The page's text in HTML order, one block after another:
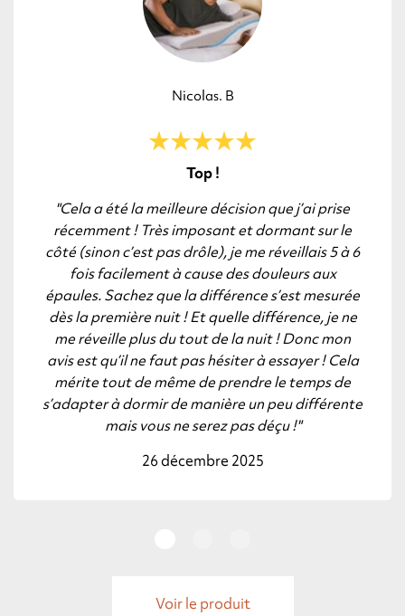
Nicolas. B
Top !
"Cela a été la meilleure décision que j’ai prise
récemment ! Très imposant et dormant sur le
côté (sinon c’est pas drôle), je me réveillais 5 à 6
fois facilement à cause des douleurs aux
épaules. Sachez que la différence s’est mesurée
dès la première nuit ! Et quelle différence, je ne
me réveille plus du tout de la nuit ! Donc mon
avis est qu’il ne faut pas hésiter à essayer ! Cela
mérite tout de même de prendre le temps de
s’adapter à dormir de manière un peu différente
mais vous ne serez pas déçu !"
26 décembre 2025
Voir le produit